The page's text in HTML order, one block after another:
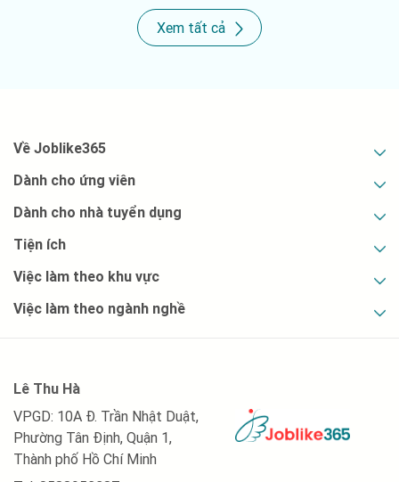
quyết xây dựng CV PVcomBank chuyên nghiệp và thu hút
Xem tất cả
Về Joblike365
Dành cho ứng viên
Dành cho nhà tuyển dụng
Tiện ích
Việc làm theo khu vực
Việc làm theo ngành nghề
Lê Thu Hà
VPGD: 10A Đ. Trần Nhật Duật,
Phường Tân Định, Quận 1,
Thành phố Hồ Chí Minh